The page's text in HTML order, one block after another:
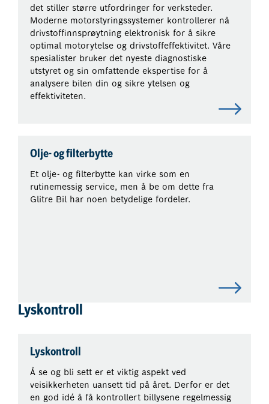
det stiller større utfordringer for verksteder.
Moderne motorstyringssystemer kontrollerer nå
drivstoffinnsprøytning elektronisk for å sikre
optimal motorytelse og drivstoffeffektivitet. Våre
spesialister bruker det nyeste diagnostiske
utstyret og sin omfattende ekspertise for å
analysere bilen din og sikre ytelsen og
effektiviteten.
Olje- og filterbytte
Et olje- og filterbytte kan virke som en
rutinemessig service, men å be om dette fra
Glitre Bil har noen betydelige fordeler.
Lyskontroll
Lyskontroll
Å se og bli sett er et viktig aspekt ved
veisikkerheten uansett tid på året. Derfor er det
en god idé å få kontrollert billysene regelmessig